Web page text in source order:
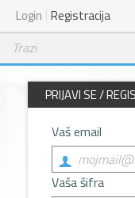
Login Registracija
PRIJAVI SE /
Vaš email
Vaša šifra